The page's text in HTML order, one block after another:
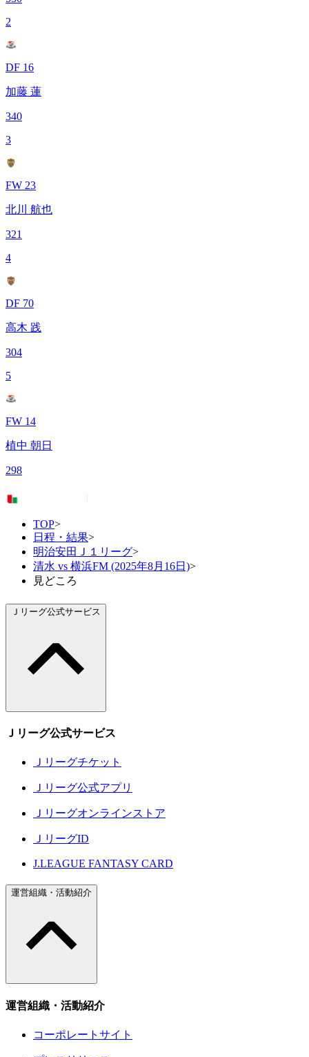
2
DF 16
加藤 蓮
340
3
FW 23
北川 航也
321
4
DF 70
高木 践
304
5
FW 14
植中 朝日
298
TOP>
日程・結果>
明治安田Ｊ１リーグ>
清水 vs 横浜FM (2025年8月16日)>
見どころ
Ｊリーグ公式サービス
Ｊリーグ公式サービス
Ｊリーグチケット
Ｊリーグ公式アプリ
Ｊリーグオンラインストア
ＪリーグID
J.LEAGUE FANTASY CARD
運営組織・活動紹介
運営組織・活動紹介
コーポレートサイト